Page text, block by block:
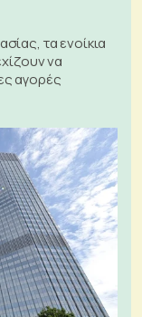
τα ενοίκια
να
αγορές